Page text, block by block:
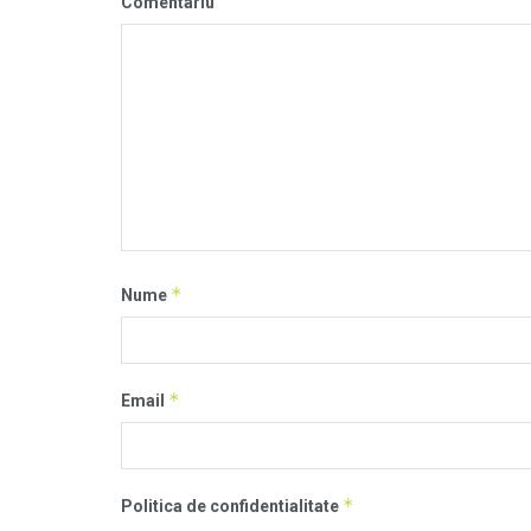
Nume *
Email *
Politica de confidentialitate *